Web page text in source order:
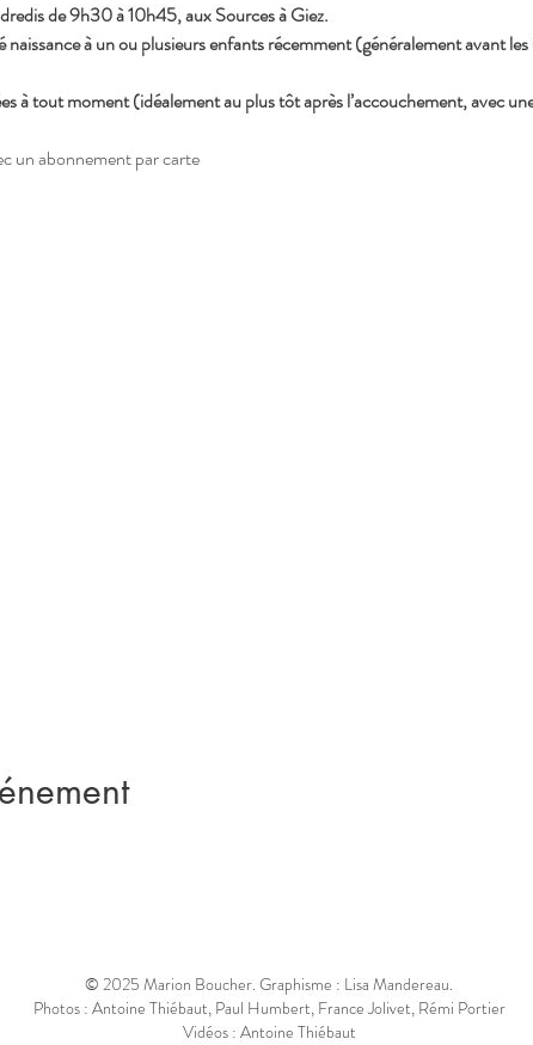
de 9h30 à 10h45, aux Sources à Giez.
à un ou plusieurs enfants récemment (généralement avant
à tout moment (idéalement au plus tôt après l’accouchement, avec
un abonnement par carte
© 2025 Marion Boucher. Graphisme : Lisa Mandereau.
Photos : Antoine Thiébaut, Paul Humbert, France Jolivet, Rémi Portier
Vidéos : Antoine Thiébaut